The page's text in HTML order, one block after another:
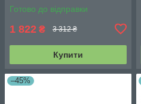
Готово до відправки
1 822 ₴ 3 312 ₴
Купити
–45%